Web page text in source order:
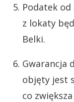
Podatek
z lokaty
Belki.
Gwarancja
objęty jest
co